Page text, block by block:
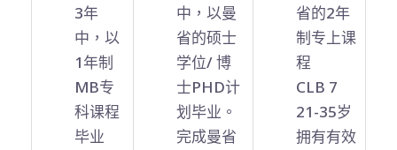
3年
中，以
1年制
MB专
科课程
毕业
中，以曼
省的硕士
学位/ 博
士PHD计
划毕业。
完成曼省
省的2年
制专上课
程
CLB 7
21-35岁
拥有有效